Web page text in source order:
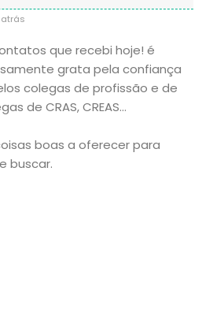
atrás
que recebi hoje! é
grata pela confiança
colegas de profissão e de
de CRAS, CREAS…
boas a oferecer para
buscar.